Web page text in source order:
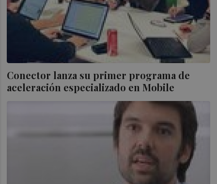
Conector lanza su primer programa de
aceleración especializado en Mobile